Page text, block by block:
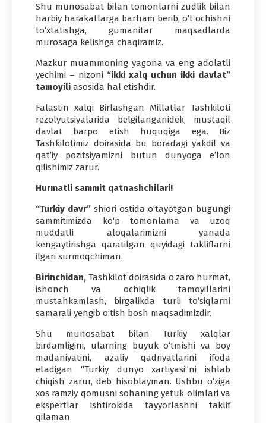
Shu munosabat bilan tomonlarni zudlik bilan
harbiy harakatlarga barham berib, o‘t ochishni
to‘xtatishga, gumanitar maqsadlarda
murosaga kelishga chaqiramiz.
Mazkur muammoning yagona va eng adolatli
yechimi – nizoni “ikki xalq uchun ikki davlat”
tamoyili asosida hal etishdir.
Falastin xalqi Birlashgan Millatlar Tashkiloti
rezolyutsiyalarida belgilanganidek, mustaqil
davlat barpo etish huquqiga ega. Biz
Tashkilotimiz doirasida bu boradagi yakdil va
qat’iy pozitsiyamizni butun dunyoga e’lon
qilishimiz zarur.
Hurmatli sammit qatnashchilari!
“Turkiy davr” shiori ostida o‘tayotgan bugungi
sammitimizda ko‘p tomonlama va uzoq
muddatli aloqalarimizni yanada
kengaytirishga qaratilgan quyidagi takliflarni
ilgari surmoqchiman.
Birinchidan, Tashkilot doirasida o‘zaro hurmat,
ishonch va ochiqlik tamoyillarini
mustahkamlash, birgalikda turli to‘siqlarni
samarali yengib o‘tish bosh maqsadimizdir.
Shu munosabat bilan Turkiy xalqlar
birdamligini, ularning buyuk o‘tmishi va boy
madaniyatini, azaliy qadriyatlarini ifoda
etadigan “Turkiy dunyo xartiyasi”ni ishlab
chiqish zarur, deb hisoblayman. Ushbu o‘ziga
xos ramziy qomusni sohaning yetuk olimlari va
ekspertlar ishtirokida tayyorlashni taklif
qilaman.